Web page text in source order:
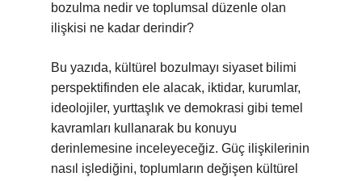
bozulma nedir ve toplumsal düzenle olan
ilişkisi ne kadar derindir?
Bu yazıda, kültürel bozulmayı siyaset bilimi
perspektifinden ele alacak, iktidar, kurumlar,
ideolojiler, yurttaşlık ve demokrasi gibi temel
kavramları kullanarak bu konuyu
derinlemesine inceleyeceğiz. Güç ilişkilerinin
nasıl işlediğini, toplumların değişen kültürel